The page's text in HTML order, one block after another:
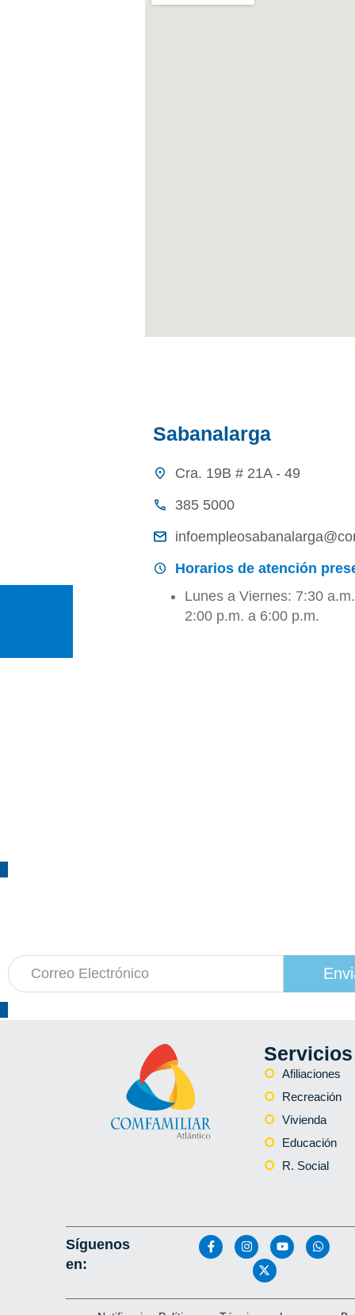
Sabanalarga
Cra. 19B # 21A - 49
385 5000
Horarios de atención
Lunes a Viernes: 7:30
2:00 p.m. a 6:00 p.m.
Servicios
Afiliaciones
Recreación
Vivienda
Educación
R. Social
Síguenos
en: